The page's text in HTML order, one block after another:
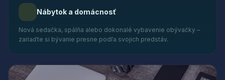
Nábytok a domácnosť
Nová sedačka, spálňa alebo dokonalé vybavenie obývačky –
zariaďte si bývanie presne podľa svojich predstáv.